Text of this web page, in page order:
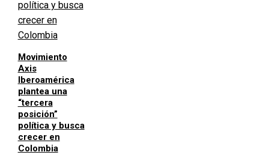
Movimiento
Axis
Iberoamérica
plantea una
“tercera
posición”
política y busca
crecer en
Colombia